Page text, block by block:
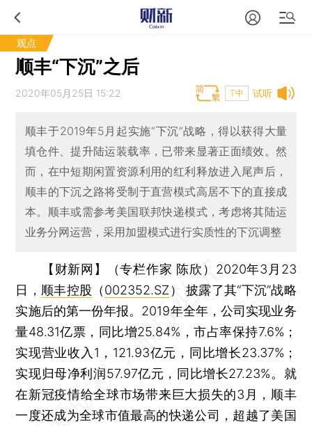
观点
顺丰“下沉”之后
试听
2020年05月25日 15:22 T中
顺丰于2019年5月起实施“下沉”战略，得以获得大量
填仓件、提升陆运装载率，已带来显著正面绩效。然
而，在中短期闲置资源利用的红利释放进入尾声后，
顺丰的下沉之路将受制于直营模式高居不下的直接成
本。顺丰或需参考美国联邦快递模式，考虑将其陆运
业务分网运营，采用加盟模式进行实质性的下沉调整
【财新网】（专栏作家 陈欣） 2020年3月23
日， 顺丰控股 （002352.SZ ） 披露了其“下沉”战略
实施后的第一份年报。2019年全年，公司实现业务
量48.31亿票，同比增25.84%，市占率保持7.6%；
实现营业收入1，121.93亿元，同比增长23.37%；
实现归母净利润57.97亿元，同比增长27.23%。就
在新冠疫情给全球市场带来巨大损失的3月，顺丰
一度还成为全球市值最高的快递公司，超越了美国